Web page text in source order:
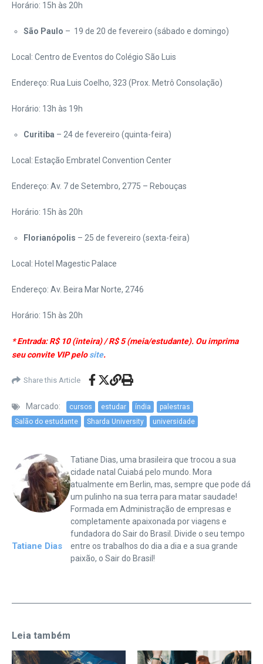
Horário: 15h às 20h
São Paulo – 19 de 20 de fevereiro (sábado e domingo)
Local: Centro de Eventos do Colégio São Luis
Endereço: Rua Luis Coelho, 323 (Prox. Metrô Consolação)
Horário: 13h às 19h
Curitiba – 24 de fevereiro (quinta-feira)
Local: Estação Embratel Convention Center
Endereço: Av. 7 de Setembro, 2775 – Rebouças
Horário: 15h às 20h
Florianópolis – 25 de fevereiro (sexta-feira)
Local: Hotel Magestic Palace
Endereço: Av. Beira Mar Norte, 2746
Horário: 15h às 20h
* Entrada: R$ 10 (inteira) / R$ 5 (meia/estudante). Ou imprima
seu convite VIP pelosite.
Share this Article
Marcado: cursos estudar índia
palestras
Salão do estudante
Sharda University universidade
Tatiane Dias
Tatiane Dias, uma brasileira que trocou a sua
cidade natal Cuiabá pelo mundo. Mora
atualmente em Berlin, mas, sempre que pode dá
um pulinho na sua terra para matar saudade!
Formada em Administração de empresas e
completamente apaixonada por viagens e
fundadora do Sair do Brasil. Divide o seu tempo
entre os trabalhos do dia a dia e a sua grande
paixão, o Sair do Brasil!
Leia também